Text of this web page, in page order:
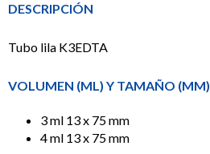
DESCRIPCIÓN
Tubo lila K3EDTA
VOLUMEN (ML) Y TAMAÑO (MM)
3 ml 13 x 75 mm
4 ml 13 x 75 mm